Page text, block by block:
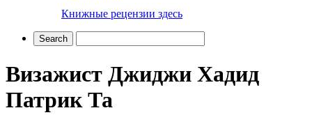
Книжные рецензии здесь
Визажист Джиджи Хадид
Патрик Та